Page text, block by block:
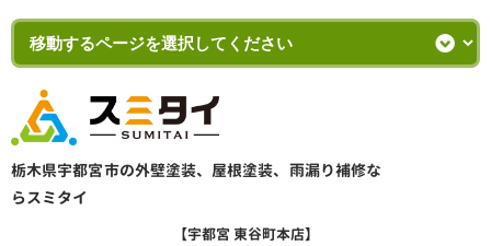
栃木県宇都宮市の外壁塗装、屋根塗装、雨漏り補修な
らスミタイ
【宇都宮 東谷町本店】